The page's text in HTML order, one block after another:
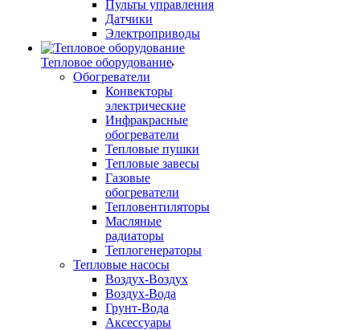
Пульты управления
Датчики
Электроприводы
Тепловое оборудование
Обогреватели
Конвекторы
электрические
Инфракрасные
обогреватели
Тепловые пушки
Тепловые завесы
Газовые
обогреватели
Тепловентиляторы
Масляные
радиаторы
Теплогенераторы
Тепловые насосы
Воздух-Воздух
Воздух-Вода
Грунт-Вода
Аксессуары